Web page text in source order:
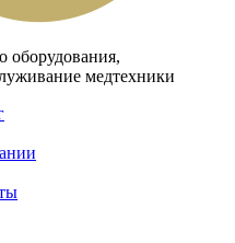
оборудования,
медтехники